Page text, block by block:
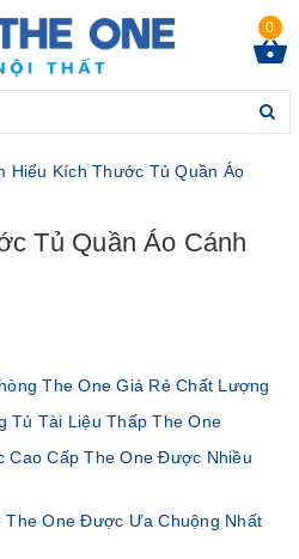
0
Hiểu Kích Thước Tủ Quần Áo
Tủ Quần Áo Cánh
The One Giá Rẻ Chất Lượng
Tủ Tài Liệu Thấp The One
Cao Cấp The One Được Nhiều
The One Được Ưa Chuộng Nhất